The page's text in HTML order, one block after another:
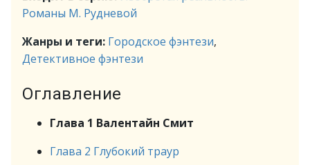
Романы М. Рудневой
Жанры и теги: Городское фэнтези,
Детективное фэнтези
Оглавление
Глава 1 Валентайн Смит
Глава 2 Глубокий траур